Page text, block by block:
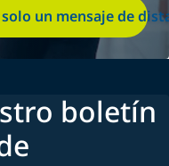
un mensaje de
boletín